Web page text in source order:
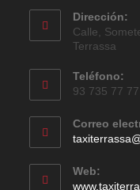
Dirección:
Calle,
Terrassa
Teléfono:
93 735 77 77
Correo
Web: